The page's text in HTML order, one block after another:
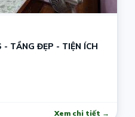
- TẦNG ĐẸP - TIỆN ÍCH
Xem chi tiết →